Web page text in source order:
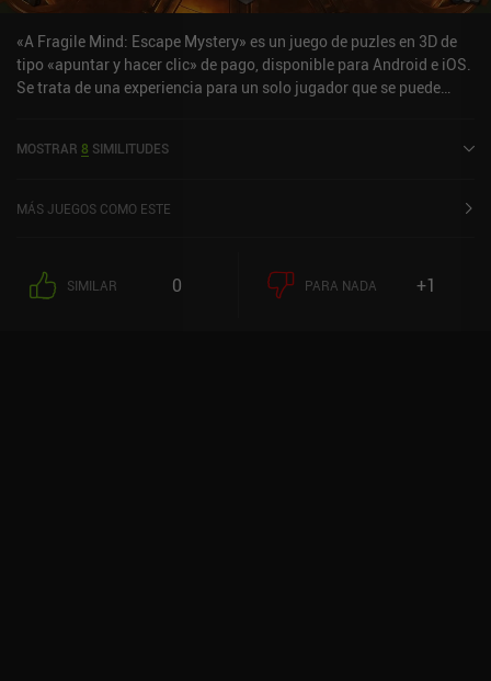
«A Fragile Mind: Escape Mystery» es un juego de puzles en 3D de
tipo «apuntar y hacer clic» de pago, disponible para Android e iOS.
Se trata de una experiencia para un solo jugador que se puede
Fragile Mind: Escape Mystery» se lanzó en mayo de 2024 y tiene
4,8 sobre 5,0 en la App Store de iOS.
MOSTRAR 8 SIMILITUDES
MÁS JUEGOS COMO ESTE
SIMILAR 0 PARA NADA +1